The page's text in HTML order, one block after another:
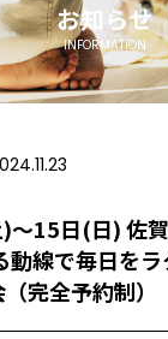
お知らせ
INFORMATION
15日(日) 佐
動線で毎日を
完全予約制）